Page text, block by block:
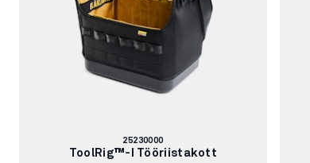
Artikli
number:
25230000
ToolRig™-I Tööriistakott